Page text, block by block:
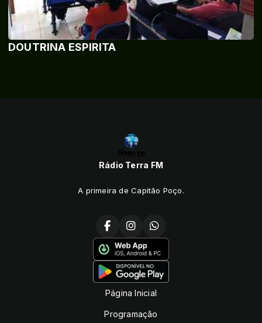
DOUTRINA ESPIRITA
Rádio Terra FM
A primeira de Capitão Poço.
Página Inicial
Programação